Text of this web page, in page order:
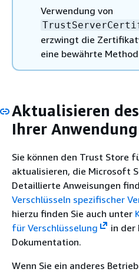
Verwendung von
erzwingt die
eine bewährte
Aktualisieren
Ihrer Anwendung
Sie können den Trust Store
aktualisieren, die Microsoft
Detaillierte Anweisungen
Verschlüsseln spezifischer
hierzu finden Sie auch unter
für Verschlüsselung
in der
Dokumentation.
Wenn Sie ein anderes